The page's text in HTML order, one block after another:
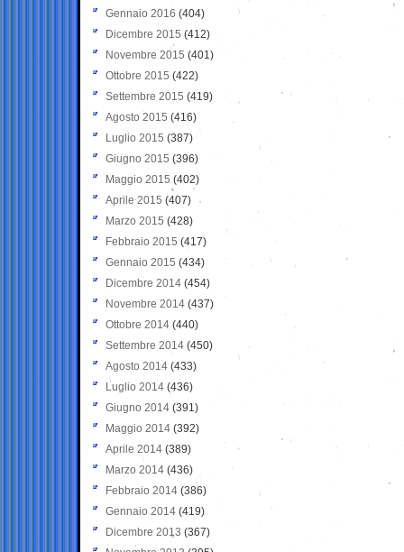
Gennaio 2016 (404)
Dicembre 2015 (412)
Novembre 2015 (401)
Ottobre 2015 (422)
Settembre 2015 (419)
Agosto 2015 (416)
Luglio 2015 (387)
Giugno 2015 (396)
Maggio 2015 (402)
Aprile 2015 (407)
Marzo 2015 (428)
Febbraio 2015 (417)
Gennaio 2015 (434)
Dicembre 2014 (454)
Novembre 2014 (437)
Ottobre 2014 (440)
Settembre 2014 (450)
Agosto 2014 (433)
Luglio 2014 (436)
Giugno 2014 (391)
Maggio 2014 (392)
Aprile 2014 (389)
Marzo 2014 (436)
Febbraio 2014 (386)
Gennaio 2014 (419)
Dicembre 2013 (367)